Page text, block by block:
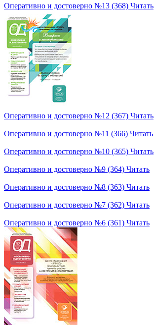
Оперативно и достоверно №13 (368) Читать
Оперативно и достоверно №12 (367) Читать
Оперативно и достоверно №11 (366) Читать
Оперативно и достоверно №10 (365) Читать
Оперативно и достоверно №9 (364) Читать
Оперативно и достоверно №8 (363) Читать
Оперативно и достоверно №7 (362) Читать
Оперативно и достоверно №6 (361) Читать